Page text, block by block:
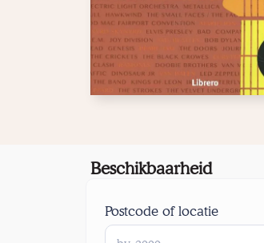
Beschikbaarheid
Postcode of locatie